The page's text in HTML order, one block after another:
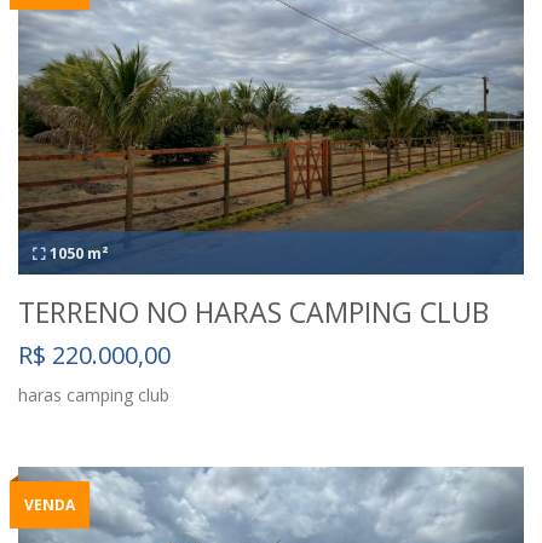
1050 m²
TERRENO NO HARAS CAMPING CLUB
R$ 220.000,00
haras camping club
VENDA